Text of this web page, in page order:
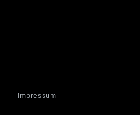
Impressum